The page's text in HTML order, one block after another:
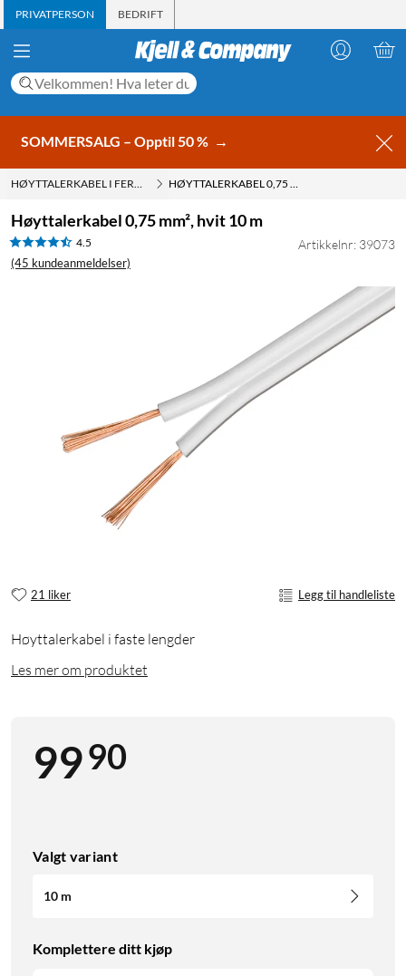
PRIVATPERSON BEDRIFT
SOMMERSALG – Opptil 50 % →
HØYTTALERKABEL I FERDIG LENGDE HØYTTALERKABEL 0,75 MM², HVIT 10 M
Høyttalerkabel 0,75 mm², hvit 10 m
4.5
(45 kundeanmeldelser)
Artikkelnr: 39073
21 liker Legg til handleliste
Høyttalerkabel i faste lengder
Les mer om produktet
9990
Valgt variant
10 m
Komplettere ditt kjøp